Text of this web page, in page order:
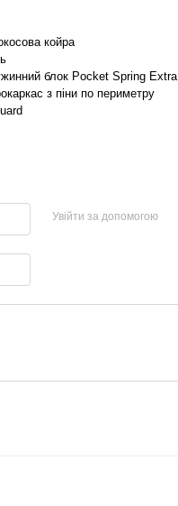
койра
блок Pocket Spring Extra
з піни по периметру
Увійти за допомогою